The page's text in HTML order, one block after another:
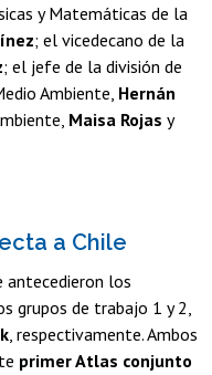
y Matemáticas de la
; el vicedecano de la
; el jefe de la división de
Ambiente, Hernán
Maisa Rojas y
a Chile
antecedieron los
grupos de trabajo 1 y 2,
, respectivamente. Ambos
primer Atlas conjunto